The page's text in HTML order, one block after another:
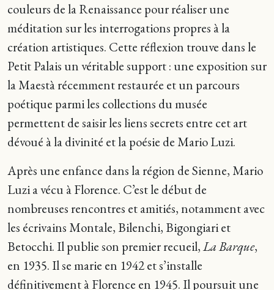
couleurs de la Renaissance pour réaliser une
méditation sur les interrogations propres à la
création artistiques. Cette réflexion trouve dans le
Petit Palais un véritable support : une exposition sur
la Maestà récemment restaurée et un parcours
poétique parmi les collections du musée
permettent de saisir les liens secrets entre cet art
dévoué à la divinité et la poésie de Mario Luzi.
Après une enfance dans la région de Sienne, Mario
Luzi a vécu à Florence. C’est le début de
nombreuses rencontres et amitiés, notamment avec
les écrivains Montale, Bilenchi, Bigongiari et
Betocchi. Il publie son premier recueil,La Barque,
en 1935. Il se marie en 1942 et s’installe
définitivement à Florence en 1945. Il poursuit une